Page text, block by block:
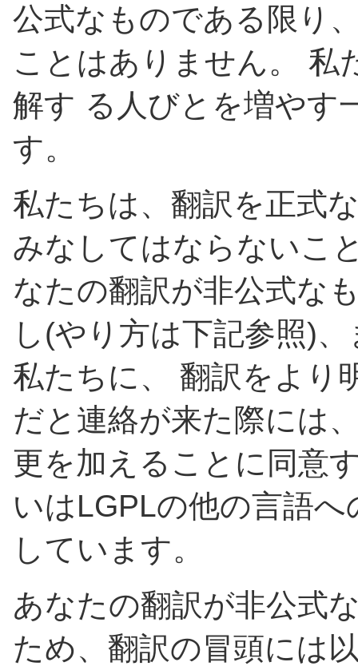
公式なものである限り
ことはありません。 私
解す る人びとを増やす
す。
私たちは、翻訳を正式
みなしてはならないこ
なたの翻訳が非公式な
し(やり方は下記参照)
私たちに、 翻訳をより
だと連絡が来た際には
更を加えることに同意
いはLGPLの他の言語
しています。
あなたの翻訳が非公式
ため、翻訳の冒頭には